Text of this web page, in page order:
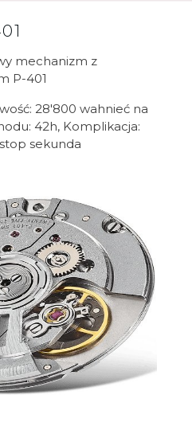
mechanizm z
P-401
28'800 wahnieć na
42h, Komplikacja:
sekunda